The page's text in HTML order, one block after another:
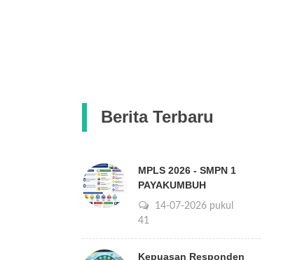
Berita Terbaru
MPLS 2026 - SMPN 1
PAYAKUMBUH
14-07-2026 pukul
09:41
Kepuasan Responden